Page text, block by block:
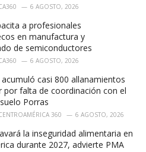
6 AGOSTO, 2026
a profesionales
en manufactura y
de semiconductores
6 AGOSTO, 2026
casi 800 allanamientos
por falta de coordinación con el
Porras
360 6 AGOSTO, 2026
la inseguridad alimentaria en
durante 2027, advierte PMA